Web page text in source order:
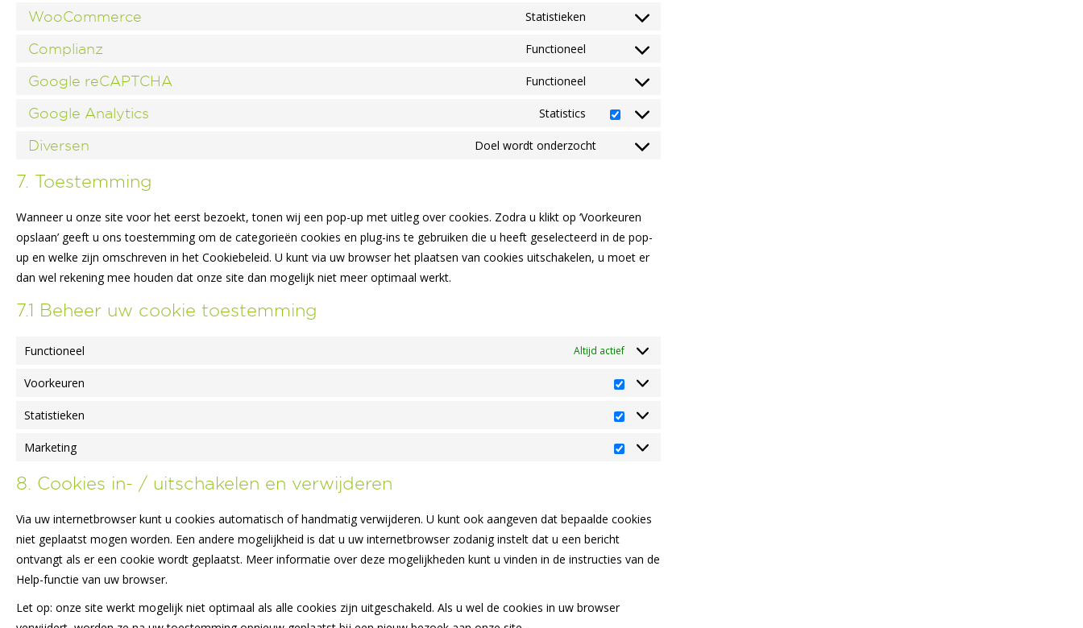
wordpress
WooCommerce Statistieken
Consent
woocommerce
Complianz Functioneel
Consent
complianz
Google reCAPTCHA Functioneel
Consent
google-
Google Analytics Statistics
Consent
Diversen Doel wordt onderzocht
Consent
diversen
7. Toestemming
Wanneer u onze site voor het eerst bezoekt, tonen wij een pop-up met uitleg over cookies. Zodra u klikt op ‘Voorkeuren
opslaan’ geeft u ons toestemming om de categorieën cookies en plug-ins te gebruiken die u heeft geselecteerd in de pop-
up en welke zijn omschreven in het Cookiebeleid. U kunt via uw browser het plaatsen van cookies uitschakelen, u moet er
dan wel rekening mee houden dat onze site dan mogelijk niet meer optimaal werkt.
7.1 Beheer uw cookie toestemming
Functioneel Altijd actief
Voorkeuren
Voorkeuren
Statistieken
Statistieken
Marketing
Marketing
8. Cookies in- / uitschakelen en verwijderen
Via uw internetbrowser kunt u cookies automatisch of handmatig verwijderen. U kunt ook aangeven dat bepaalde cookies
niet geplaatst mogen worden. Een andere mogelijkheid is dat u uw internetbrowser zodanig instelt dat u een bericht
ontvangt als er een cookie wordt geplaatst. Meer informatie over deze mogelijkheden kunt u vinden in de instructies van de
Help-functie van uw browser.
Let op: onze site werkt mogelijk niet optimaal als alle cookies zijn uitgeschakeld. Als u wel de cookies in uw browser